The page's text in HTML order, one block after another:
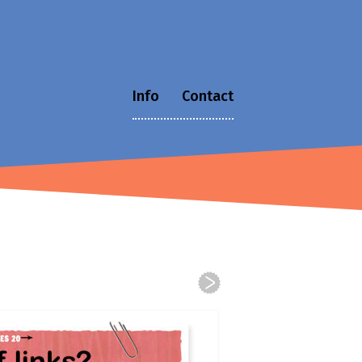
Info Contact